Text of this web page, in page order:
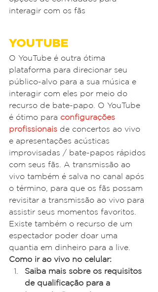
interagir com os fãs
YOUTUBE
O YouTube é outra ótima
plataforma para direcionar seu
público-alvo para a sua música e
interagir com eles por meio do
recurso de bate-papo. O YouTube
é ótimo para configurações
profissionais de concertos ao vivo
e apresentações acústicas
improvisadas / bate-papos rápidos
com seus fãs. A transmissão ao
vivo também é salva no canal após
o término, para que os fãs possam
revisitar a transmissão ao vivo para
assistir seus momentos favoritos.
Existe também o recurso de um
espectador poder doar uma
quantia em dinheiro para a live.
Como ir ao vivo no celular:
Saiba mais sobre os requisitos
de qualificação para a